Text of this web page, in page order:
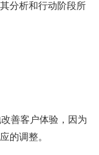
分析和行动阶段所
善客户体验，因为
的调整。